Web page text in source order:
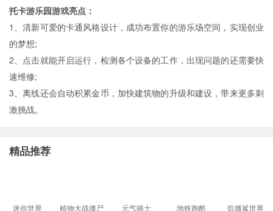
托卡游乐园游戏亮点：
1、清新可爱的卡通风格设计，成功布置你的游乐场空间，实现创业
的梦想;
2、点击就能开启运行，检测各个设备的工作，出现问题的还需要快
速维修;
3、离线还会自动积累金币，加快建筑物的升级和建设，带来更多刺
激挑战。
精品推荐
迷你世界
植物大战僵尸
元气骑士 地铁跑酷 饥饿鲨世界